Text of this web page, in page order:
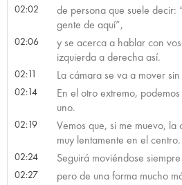
02:02
de persona que suele decir:
gente de aquí”,
02:06
y se acerca a hablar con
izquierda a derecha así.
02:11 La cámara se va a mover
02:14
En el otro extremo,
uno.
02:19
Vemos que, si me muevo,
muy lentamente en el centro.
02:24 Seguirá moviéndose
02:27 pero de una forma mucho